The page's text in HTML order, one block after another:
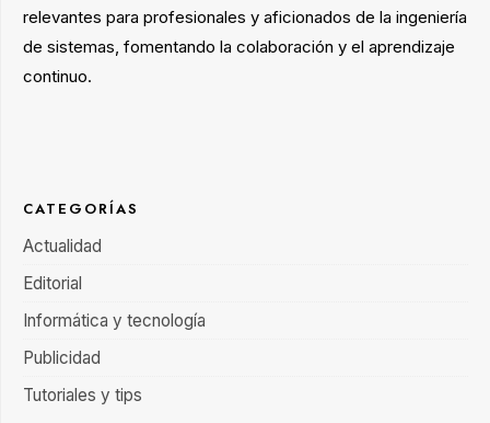
relevantes para profesionales y aficionados de la ingeniería
de sistemas, fomentando la colaboración y el aprendizaje
continuo.
CATEGORÍAS
Actualidad
Editorial
Informática y tecnología
Publicidad
Tutoriales y tips